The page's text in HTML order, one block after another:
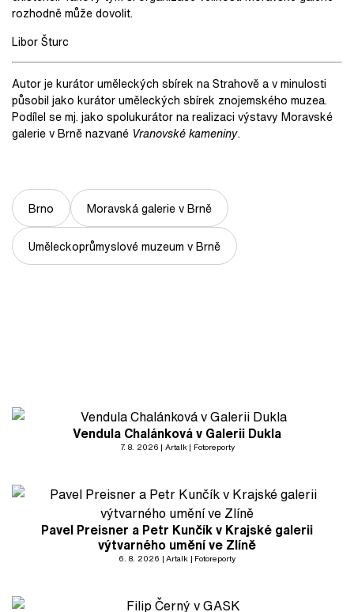
rozhodně může dovolit.
Libor Šturc
Autor je kurátor uměleckých sbírek na Strahově a v minulosti
působil jako kurátor uměleckých sbírek znojemského muzea.
Podílel se mj. jako spolukurátor na realizaci výstavy Moravské
galerie v Brně nazvané Vranovské kameniny.
Brno Moravská galerie v Brně
Uměleckoprůmyslové muzeum v Brně
Vendula Chalánková v Galerii Dukla
7. 8. 2026 Artalk Fotoreporty
Pavel Preisner a Petr Kunčík v Krajské galerii
výtvarného umění ve Zlíně
6. 8. 2026 Artalk Fotoreporty